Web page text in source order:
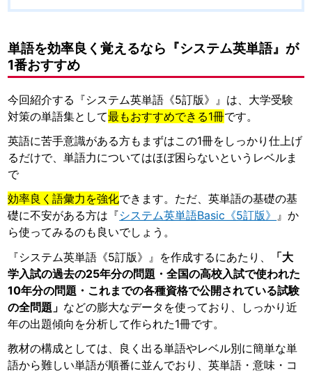
単語を効率良く覚えるなら『システム英単語』が
1番おすすめ
今回紹介する『システム英単語《5訂版》』は、大学受験
対策の単語集として最もおすすめできる1冊です。
英語に苦手意識がある方もまずはこの1冊をしっかり仕上げ
るだけで、単語力についてはほぼ困らないというレベルま
で
効率良く語彙力を強化できます。ただ、英単語の基礎の基
礎に不安がある方は『システム英単語Basic《5訂版》 』か
ら使ってみるのも良いでしょう。
『システム英単語《5訂版》』を作成するにあたり、
「大
学入試の過去の25年分の問題・全国の高校入試で使われた
10年分の問題・これまでの各種資格で公開されている試験
の全問題」 などの膨大なデータを使っており、しっかり近
年の出題傾向を分析して作られた1冊です。
教材の構成としては、良く出る単語やレベル別に簡単な単
語から難しい単語が順番に並んでおり、英単語・意味・コ